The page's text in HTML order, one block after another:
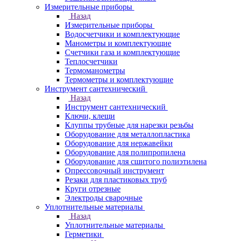
Измерительные приборы
Назад
Измерительные приборы
Водосчетчики и комплектующие
Манометры и комплектующие
Счетчики газа и комплектующие
Теплосчетчики
Термоманометры
Термометры и комплектующие
Инструмент сантехнический
Назад
Инструмент сантехнический
Ключи, клещи
Клуппы трубные для нарезки резьбы
Оборудование для металлопластика
Оборудование для нержавейки
Оборудование для полипропилена
Оборудование для сшитого полиэтилена
Опрессовочный инструмент
Резаки для пластиковых труб
Круги отрезные
Электроды сварочные
Уплотнительные материалы
Назад
Уплотнительные материалы
Герметики